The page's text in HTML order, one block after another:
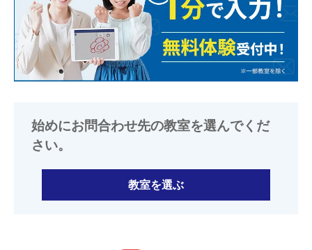
始めにお問合わせ先の教室を選んでくだ
さい。
教室を選ぶ